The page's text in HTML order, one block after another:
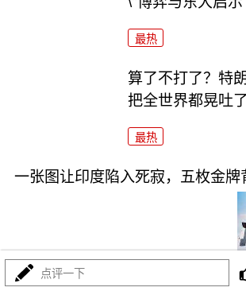
最热
算了不打了？特
把全世界都晃吐了
最热
一张图让印度陷入死寂，五枚金牌
最热 阅读
点评一下